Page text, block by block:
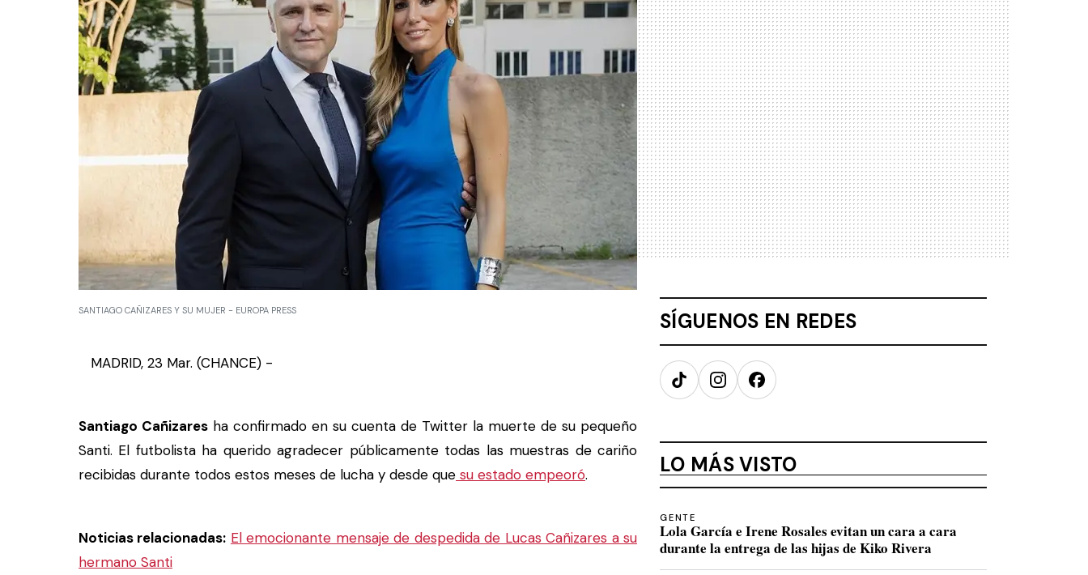
SANTIAGO CAÑIZARES Y SU MUJER - EUROPA PRESS
MADRID, 23 Mar. (CHANCE) -
Santiago Cañizares ha confirmado en su cuenta de Twitter la muerte de su pequeño
Santi. El futbolista ha querido agradecer públicamente todas las muestras de cariño
recibidas durante todos estos meses de lucha y desde que su estado empeoró.
Noticias relacionadas: El emocionante mensaje de despedida de Lucas Cañizares a su
hermano Santi
SÍGUENOS EN REDES
TikTokInstagramFacebook
LO MÁS VISTO
GENTE
Lola García e Irene Rosales evitan un cara a cara
durante la entrega de las hijas de Kiko Rivera